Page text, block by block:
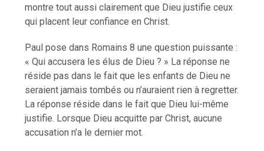
montre tout aussi clairement que Dieu justifie ceux
qui placent leur confiance en Christ.
Paul pose dans Romains 8 une question puissante :
« Qui accusera les élus de Dieu ? » La réponse ne
réside pas dans le fait que les enfants de Dieu ne
seraient jamais tombés ou n’auraient rien à regretter.
La réponse réside dans le fait que Dieu lui-même
justifie. Lorsque Dieu acquitte par Christ, aucune
accusation n’a le dernier mot.